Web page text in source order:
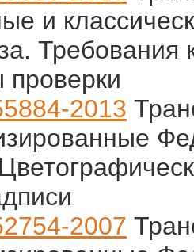
и
Требования
2013
2007